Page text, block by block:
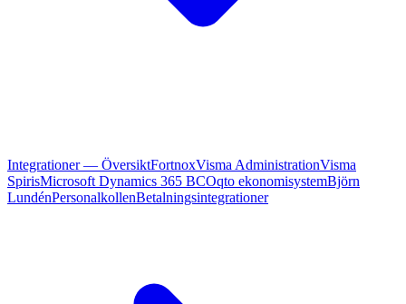
Integrationer — ÖversiktFortnoxVisma AdministrationVisma
SpirisMicrosoft Dynamics 365 BCOqto ekonomisystemBjörn
LundénPersonalkollenBetalningsintegrationer